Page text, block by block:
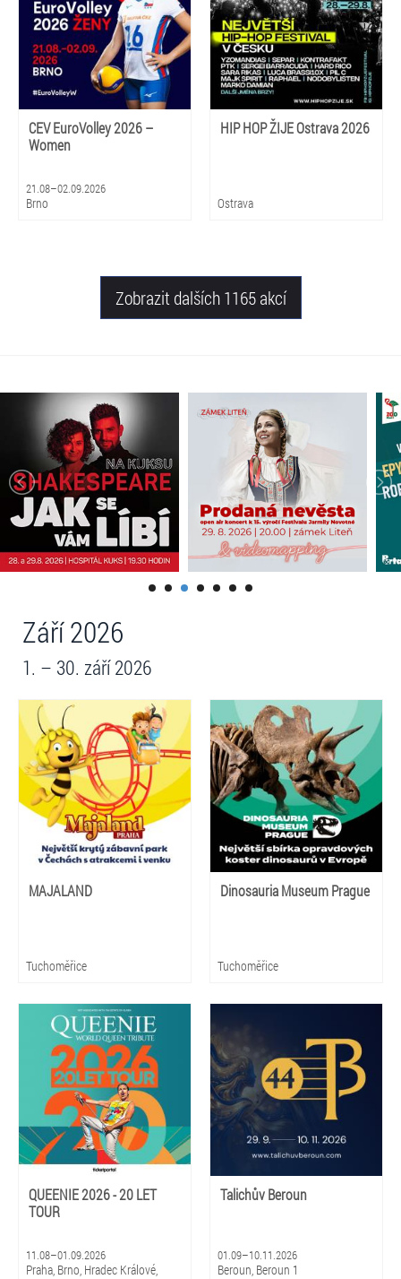
CEV EuroVolley 2026 –
Women
21.08–02.09.2026
Brno
HIP HOP ŽIJE Ostrava 2026
Ostrava
Zobrazit dalších 1165 akcí
Září 2026
1. – 30. září 2026
MAJALAND
Tuchoměřice
Dinosauria Museum Prague
Tuchoměřice
QUEENIE 2026 - 20 LET
TOUR
11.08–01.09.2026
Praha, Brno, Hradec Králové,
Talichův Beroun
01.09–10.11.2026
Beroun, Beroun 1